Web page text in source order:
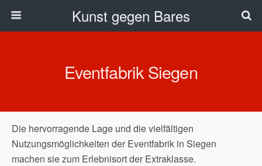
Kunst gegen Bares
Eventfabrik Siegen
Die hervorragende Lage und die vielfältigen
Nutzungsmöglichkeiten der Eventfabrik in Siegen
machen sie zum Erlebnisort der Extraklasse.